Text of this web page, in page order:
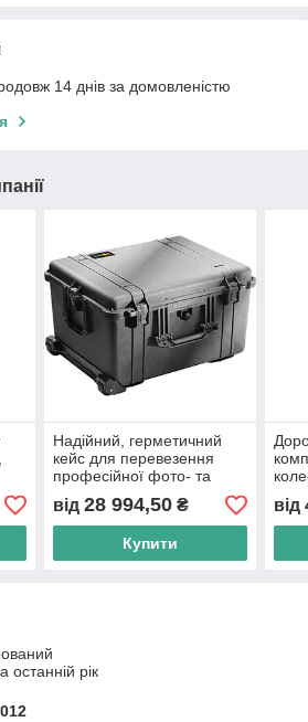
14 днів за домовленістю
Надійний, герметичний
кейс для перевезення
професійної фото- та
відеотехніки.
від 28 994,50₴
Купити
від
останній рік